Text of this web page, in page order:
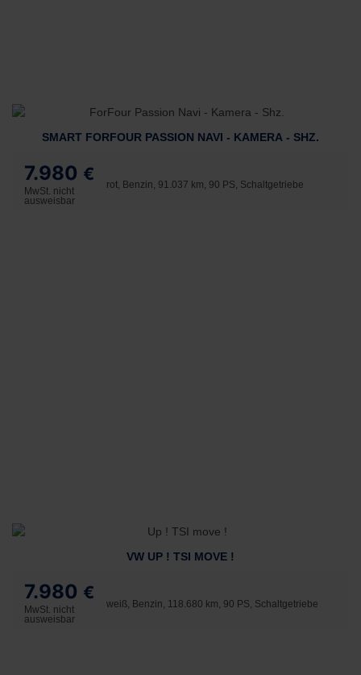
SMART FORFOUR PASSION NAVI - KAMERA - SHZ.
7.980 €
MwSt. nicht
ausweisbar
rot, Benzin, 91.037 km, 90 PS, Schaltgetriebe
VW UP ! TSI MOVE !
7.980 €
MwSt. nicht
ausweisbar
weiß, Benzin, 118.680 km, 90 PS, Schaltgetriebe